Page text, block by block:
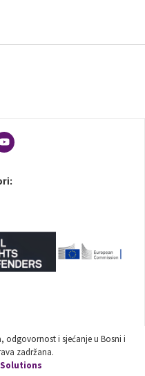
odgovornost i sjećanje u Bosni i
zadržana.